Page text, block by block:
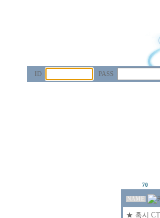
ID PASS
70
NAME
★ 혹시